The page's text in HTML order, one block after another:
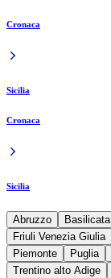
Cronaca
Sicilia
Cronaca
Sicilia
Abruzzo Basilicata
Friuli Venezia Giulia
Piemonte
Puglia
Trentino alto Adige